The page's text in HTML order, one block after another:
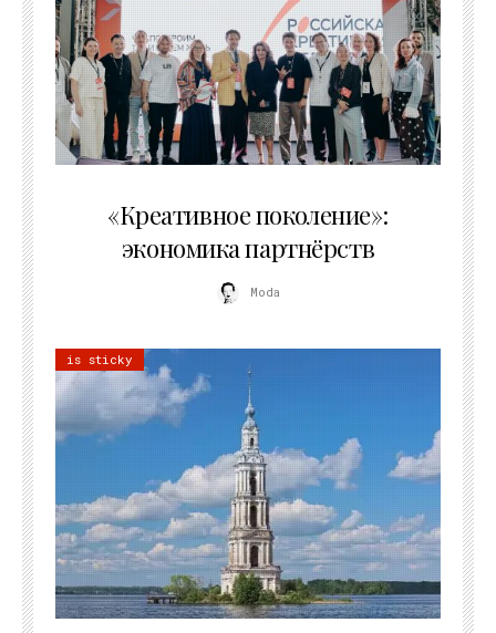
«Креативное поколение»:
экономика партнёрств
Moda
is sticky